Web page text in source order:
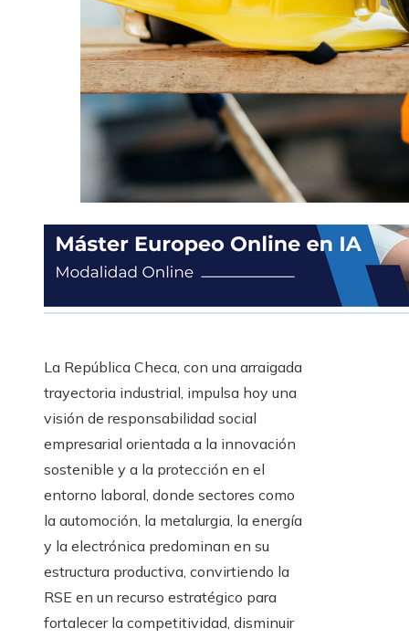
La República Checa, con una arraigada
trayectoria industrial, impulsa hoy una
visión de responsabilidad social
empresarial orientada a la innovación
sostenible y a la protección en el
entorno laboral, donde sectores como
la automoción, la metalurgia, la energía
y la electrónica predominan en su
estructura productiva, convirtiendo la
RSE en un recurso estratégico para
fortalecer la competitividad, disminuir